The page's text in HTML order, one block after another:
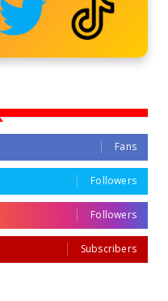
Fans
Followers
Followers
Subscribers